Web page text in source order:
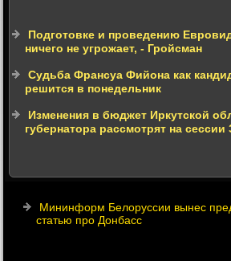
Подготовке и проведению
ничего не угрожает, - Гройсман
Судьба Франсуа Фийона как
решится в понедельник
Изменения в бюджет Иркутской
губернатора рассмотрят на сессии
Мининформ Белоруссии вынес
статью про Донбасс